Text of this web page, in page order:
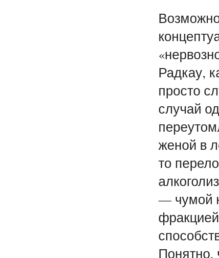
Радкау,
просто
случай
женой в
то
— чумой
Понятно,